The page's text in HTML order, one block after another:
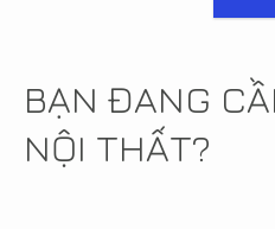
BẠN ĐANG
NỘI THẤT?